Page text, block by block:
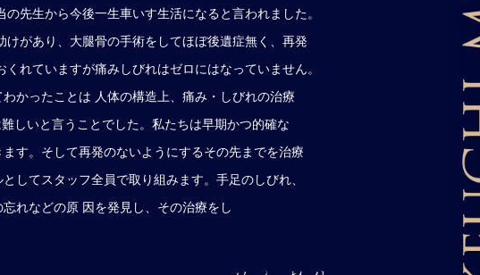
先生から今後一生車いす生活になると言われました。
があり、大腿骨の手術をしてほぼ後遺症無く、再発
れていますが痛みしびれはゼロにはなっていません。
かったことは 人体の構造上、痛み・しびれの治療
しいと言うことでした。私たちは早期かつ的確な
す。そして再発のないようにするその先までを治療
してスタッフ全員で取り組みます。手足のしびれ、
れなどの原 因を発見し、その治療をし